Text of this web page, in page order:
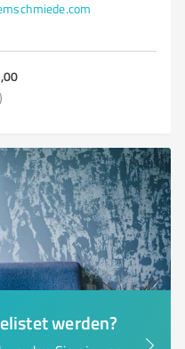
werden?